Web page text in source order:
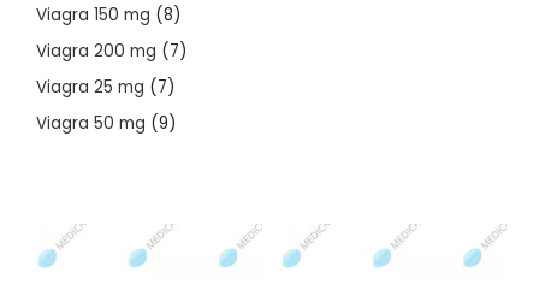
Viagra 150 mg 88
products
Viagra 200 mg 77
Viagra 25 mg 77
products
Viagra 50 mg 99